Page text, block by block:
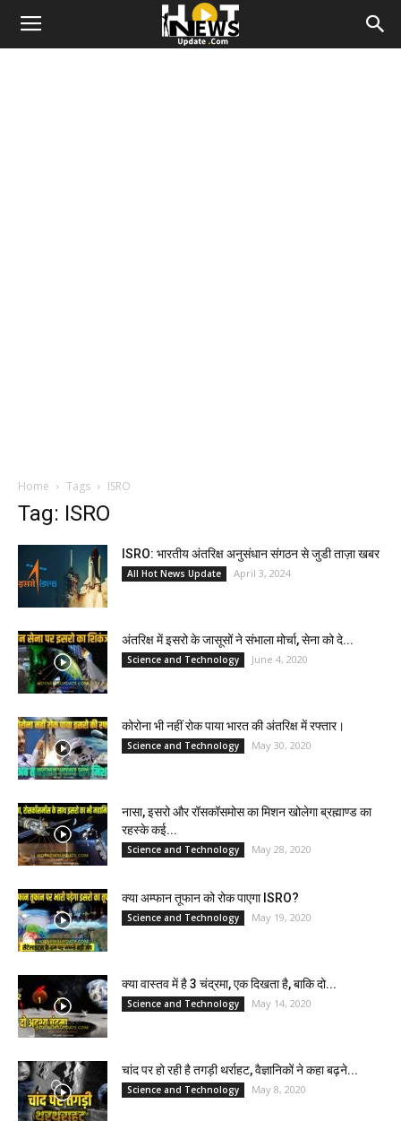
Home Tags ISRO
Tag: ISRO
ISRO: भारतीय अंतरिक्ष अनुसंधान संगठन से जुडी ताज़ा खबर
All Hot News Update April 3, 2024
अंतरिक्ष में इसरो के जासूसों ने संभाला मोर्चा, सेना को दे...
Science and Technology June 4, 2020
कोरोना भी नहीं रोक पाया भारत की अंतरिक्ष में रफ्तार।
Science and Technology May 30, 2020
नासा, इसरो और रॉसकॉसमोस का मिशन खोलेगा ब्रह्माण्ड का
रहस्के कई...
Science and Technology May 28, 2020
क्या अम्फान तूफान को रोक पाएगा ISRO?
Science and Technology May 19, 2020
क्या वास्तव में है 3 चंद्रमा, एक दिखता है, बाकि दो...
Science and Technology May 14, 2020
चांद पर हो रही है तगड़ी थर्राहट, वैज्ञानिकों ने कहा बढ़ने...
Science and Technology May 8, 2020